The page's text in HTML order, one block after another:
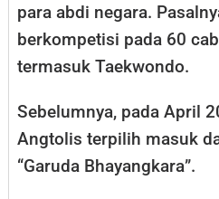
para abdi negara.
berkompetisi pada 60
termasuk Taekwondo.
Sebelumnya, pada April
Angtolis terpilih masuk
“Garuda Bhayangkara”.